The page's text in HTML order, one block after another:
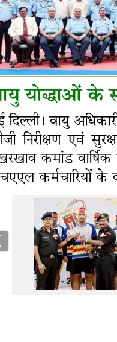
योद्धाओं के
दिल्ली। वायु
निरीक्षण एवं
कमांड
कर्मचारियों के